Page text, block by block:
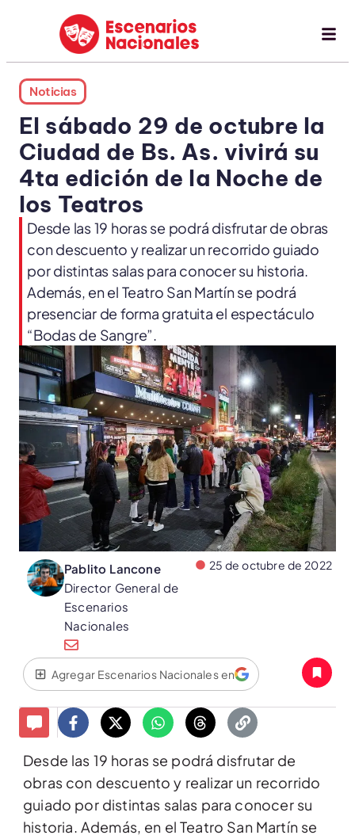
Noticias
El sábado 29 de octubre la
Ciudad de Bs. As. vivirá su
4ta edición de la Noche de
los Teatros
Desde las 19 horas se podrá disfrutar de obras
con descuento y realizar un recorrido guiado
por distintas salas para conocer su historia.
Además, en el Teatro San Martín se podrá
presenciar de forma gratuita el espectáculo
“Bodas de Sangre”.
Pablito Lancone
Director General de
Escenarios
Nacionales
25 de octubre de 2022
Agregar Escenarios Nacionales en
Desde las 19 horas se podrá disfrutar de
obras con descuento y realizar un recorrido
guiado por distintas salas para conocer su
historia. Además, en el Teatro San Martín se